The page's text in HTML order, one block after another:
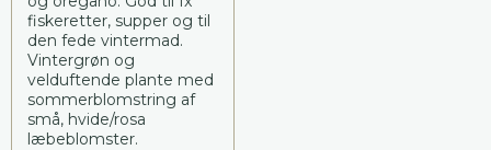
fiskeretter, supper og til
den fede vintermad.
Vintergrøn og
velduftende plante med
sommerblomstring af
små, hvide/rosa
læbeblomster.